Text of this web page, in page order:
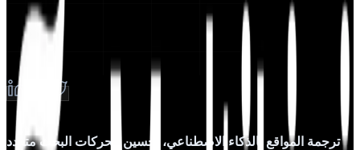
ترجمة المواقع بالذكاء الاصطناعي، تحسين محركات البحث متعدد